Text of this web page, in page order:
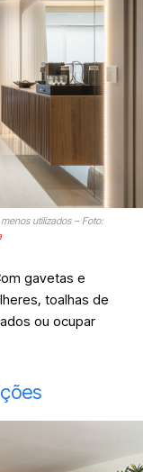
utilizados – Foto:
gavetas e
toalhas de
ou ocupar